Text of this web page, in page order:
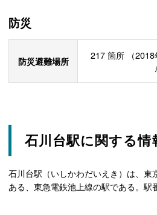
防災
防災避難場所 217 箇所
（
石川台駅に関する情
石川台駅（いしかわだいえき）は、東
ある、東急電鉄池上線の駅である。駅